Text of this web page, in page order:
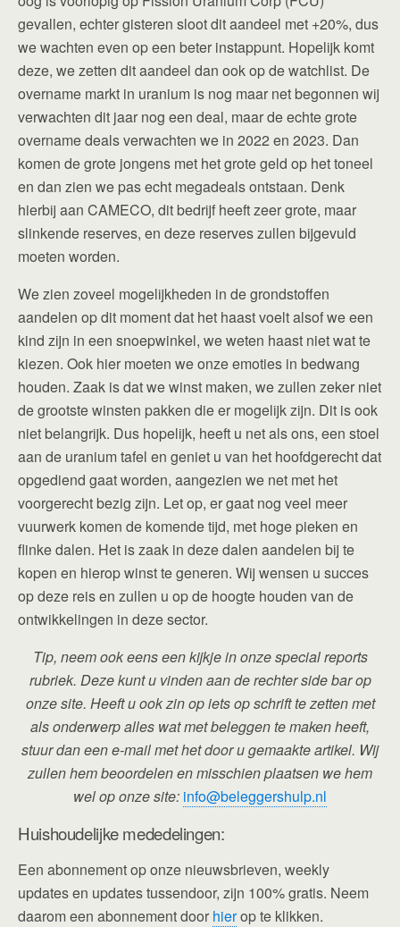
gevallen, echter gisteren sloot dit aandeel met +20%, dus
we wachten even op een beter instappunt. Hopelijk komt
deze, we zetten dit aandeel dan ook op de watchlist. De
overname markt in uranium is nog maar net begonnen wij
verwachten dit jaar nog een deal, maar de echte grote
overname deals verwachten we in 2022 en 2023. Dan
komen de grote jongens met het grote geld op het toneel
en dan zien we pas echt megadeals ontstaan. Denk
hierbij aan CAMECO, dit bedrijf heeft zeer grote, maar
slinkende reserves, en deze reserves zullen bijgevuld
moeten worden.
We zien zoveel mogelijkheden in de grondstoffen
aandelen op dit moment dat het haast voelt alsof we een
kind zijn in een snoepwinkel, we weten haast niet wat te
kiezen. Ook hier moeten we onze emoties in bedwang
houden. Zaak is dat we winst maken, we zullen zeker niet
de grootste winsten pakken die er mogelijk zijn. Dit is ook
niet belangrijk. Dus hopelijk, heeft u net als ons, een stoel
aan de uranium tafel en geniet u van het hoofdgerecht dat
opgediend gaat worden, aangezien we net met het
voorgerecht bezig zijn. Let op, er gaat nog veel meer
vuurwerk komen de komende tijd, met hoge pieken en
flinke dalen. Het is zaak in deze dalen aandelen bij te
kopen en hierop winst te generen. Wij wensen u succes
op deze reis en zullen u op de hoogte houden van de
ontwikkelingen in deze sector.
Tip, neem ook eens een kijkje in onze special reports
rubriek. Deze kunt u vinden aan de rechter side bar op
onze site. Heeft u ook zin op iets op schrift te zetten met
als onderwerp alles wat met beleggen te maken heeft,
stuur dan een e-mail met het door u gemaakte artikel. Wij
zullen hem beoordelen en misschien plaatsen we hem
wel op onze site: info@beleggershulp.nl
Huishoudelijke mededelingen:
Een abonnement op onze nieuwsbrieven, weekly
updates en updates tussendoor, zijn 100% gratis. Neem
daarom een abonnement door hierop te klikken.